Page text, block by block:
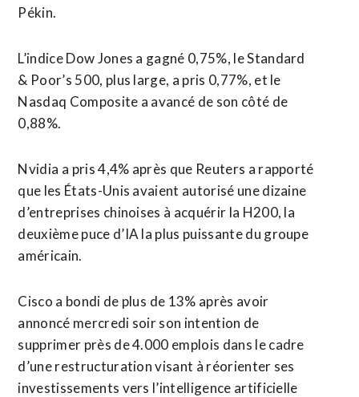
Pékin.
L’indice Dow Jones a gagné 0,75%, le Standard
& Poor’s 500, plus large, a pris 0,77%, et le
Nasdaq Composite a avancé de son côté de
0,88%.
Nvidia ⁠a pris 4,4% ‌après que Reuters a rapporté
que les États-Unis avaient autorisé une dizaine
d’entreprises chinoises à acquérir la H200, la
deuxième puce d’IA la plus puissante du groupe
américain.
Cisco a bondi de plus ⁠de 13% après avoir
annoncé mercredi soir son intention de
supprimer près de 4.000 emplois dans le cadre
d’une restructuration visant à réorienter ses
investissements vers l’intelligence artificielle